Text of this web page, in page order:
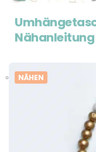
Nähanleitung
NÄHEN